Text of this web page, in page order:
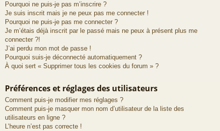
Pourquoi ne puis-je pas m’inscrire ?
Je suis inscrit mais je ne peux pas me connecter !
Pourquoi ne puis-je pas me connecter ?
Je m’étais déjà inscrit par le passé mais ne peux à présent plus me
connecter ?!
J’ai perdu mon mot de passe !
Pourquoi suis-je déconnecté automatiquement ?
À quoi sert « Supprimer tous les cookies du forum » ?
Préférences et réglages des utilisateurs
Comment puis-je modifier mes réglages ?
Comment puis-je masquer mon nom d’utilisateur de la liste des
utilisateurs en ligne ?
L’heure n’est pas correcte !